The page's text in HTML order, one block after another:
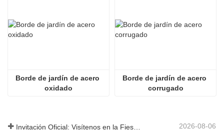
Borde de jardín de acero
oxidado
Borde de jardín de acero
corrugado
2026-08-06